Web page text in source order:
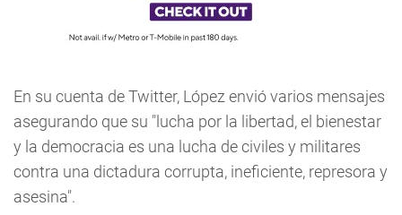
En su cuenta de Twitter, López envió varios mensajes
asegurando que su "lucha por la libertad, el bienestar
y la democracia es una lucha de civiles y militares
contra una dictadura corrupta, ineficiente, represora y
asesina".